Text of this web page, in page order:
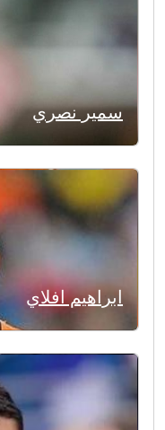
سمير نصري
ابراهيم افلاي